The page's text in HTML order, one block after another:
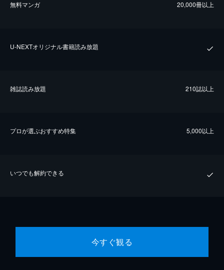
無料マンガ 20,000冊以上
U-NEXTオリジナル書籍読み放題
雑誌読み放題 210誌以上
プロが選ぶおすすめ特集 5,000以上
いつでも解約できる
今すぐ観る